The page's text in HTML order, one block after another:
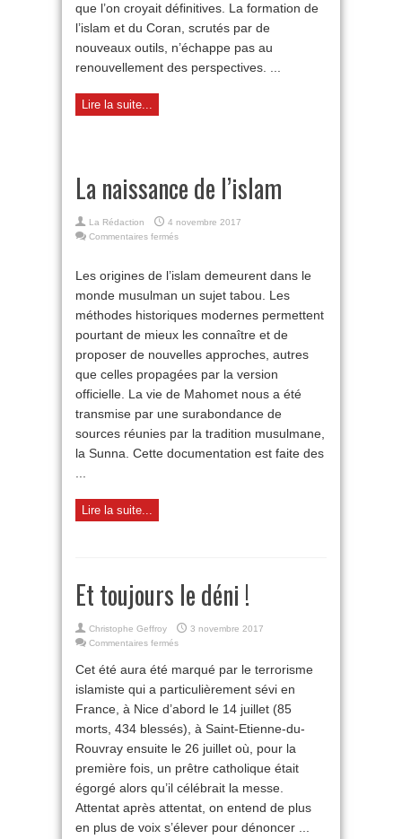
que l’on croyait définitives. La formation de
l’islam et du Coran, scrutés par de
nouveaux outils, n’échappe pas au
renouvellement des perspectives. ...
Lire la suite...
La naissance de l’islam
La Rédaction
4 novembre 2017
Commentaires fermés
de
l’islam
Les origines de l’islam demeurent dans le
monde musulman un sujet tabou. Les
méthodes historiques modernes permettent
pourtant de mieux les connaître et de
proposer de nouvelles approches, autres
que celles propagées par la version
officielle. La vie de Mahomet nous a été
transmise par une surabondance de
sources réunies par la tradition musulmane,
la Sunna. Cette documentation est faite des
Lire la suite...
Et toujours le déni !
Christophe Geffroy
3 novembre 2017
Commentaires fermés
toujours
le
!
Cet été aura été marqué par le terrorisme
islamiste qui a particulièrement sévi en
France, à Nice d’abord le 14 juillet (85
morts, 434 blessés), à Saint-Etienne-du-
Rouvray ensuite le 26 juillet où, pour la
première fois, un prêtre catholique était
égorgé alors qu’il célébrait la messe.
Attentat après attentat, on entend de plus
en plus de voix s’élever pour dénoncer ...